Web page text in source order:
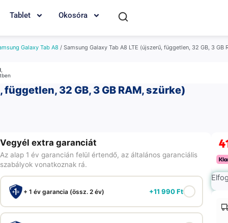
Tablet Okosóra
Galaxy Tab A8 / Samsung Galaxy Tab A8 LTE (újszerű, független, 32 GB, 3 GB
32 GB, 3 GB RAM, szürke)
Vegyél extra garanciát
Az alap 1 év garancián felül értendő, az általános garanciális
szabályok vonatkoznak rá.
+ 1 év garancia (össz. 2 év) +11 990Ft